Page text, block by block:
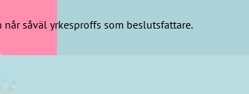
såväl yrkesproffs som beslutsfattare.